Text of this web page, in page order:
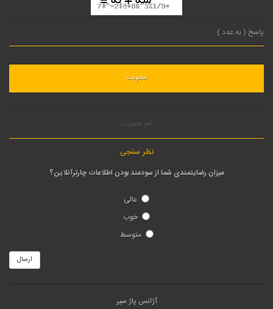
لغو عضویت
نظر سنجی
میزان رضایتمندی شما از سودمند بودن اطلاعات چارترآنلاین؟
عالی
خوب
متوسط
ارسال
آژانس پاژ سیر